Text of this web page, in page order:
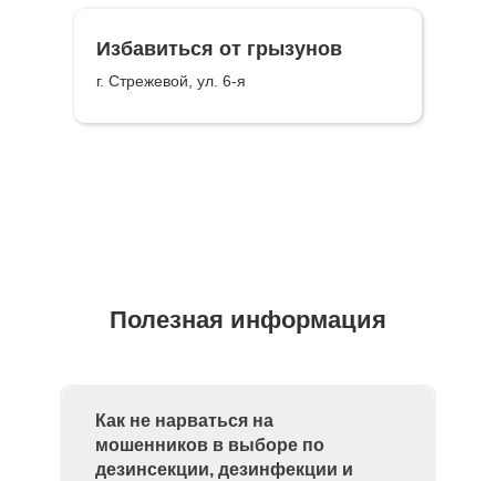
Избавиться от грызунов
г. Стрежевой, ул. 6-я
Полезная информация
Как не нарваться на
мошенников в выборе по
дезинсекции, дезинфекции и